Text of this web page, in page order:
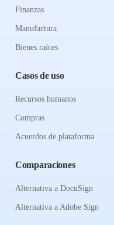
Finanzas
Manufactura
Bienes raíces
Casos de uso
Recursos humanos
Compras
Acuerdos de plataforma
Comparaciones
Alternativa a DocuSign
Alternativa a Adobe Sign